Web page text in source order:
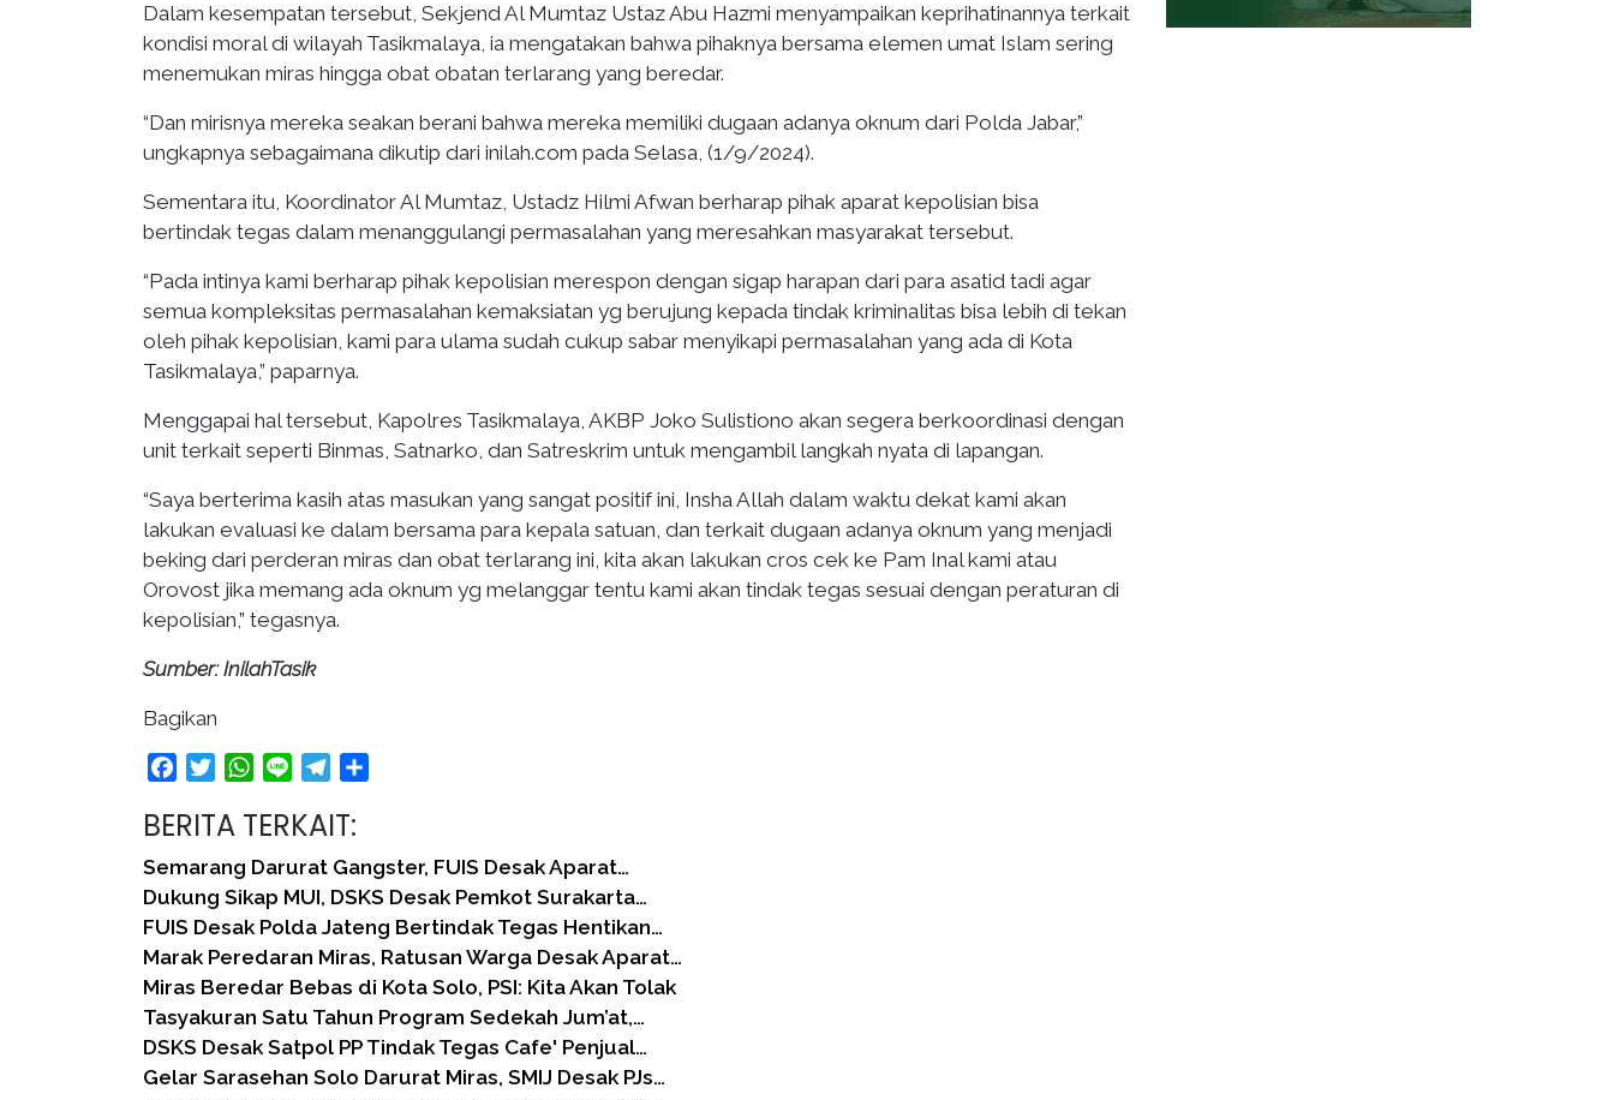
Dalam kesempatan tersebut, Sekjend Al Mumtaz Ustaz Abu Hazmi menyampaikan keprihatinannya terkait
kondisi moral di wilayah Tasikmalaya, ia mengatakan bahwa pihaknya bersama elemen umat Islam sering
menemukan miras hingga obat obatan terlarang yang beredar.
“Dan mirisnya mereka seakan berani bahwa mereka memiliki dugaan adanya oknum dari Polda Jabar,”
ungkapnya sebagaimana dikutip dari inilah.com pada Selasa, (1/9/2024).
Sementara itu, Koordinator Al Mumtaz, Ustadz Hilmi Afwan berharap pihak aparat kepolisian bisa
bertindak tegas dalam menanggulangi permasalahan yang meresahkan masyarakat tersebut.
“Pada intinya kami berharap pihak kepolisian merespon dengan sigap harapan dari para asatid tadi agar
semua kompleksitas permasalahan kemaksiatan yg berujung kepada tindak kriminalitas bisa lebih di tekan
oleh pihak kepolisian, kami para ulama sudah cukup sabar menyikapi permasalahan yang ada di Kota
Tasikmalaya,” paparnya.
Menggapai hal tersebut, Kapolres Tasikmalaya, AKBP Joko Sulistiono akan segera berkoordinasi dengan
unit terkait seperti Binmas, Satnarko, dan Satreskrim untuk mengambil langkah nyata di lapangan.
“Saya berterima kasih atas masukan yang sangat positif ini, Insha Allah dalam waktu dekat kami akan
lakukan evaluasi ke dalam bersama para kepala satuan, dan terkait dugaan adanya oknum yang menjadi
beking dari perderan miras dan obat terlarang ini, kita akan lakukan cros cek ke Pam Inal kami atau
Orovost jika memang ada oknum yg melanggar tentu kami akan tindak tegas sesuai dengan peraturan di
kepolisian,” tegasnya.
Sumber: InilahTasik
Bagikan
FacebookTwitterWhatsApp
Line Telegram
BERITA TERKAIT:
Semarang Darurat Gangster, FUIS Desak Aparat…
Dukung Sikap MUI, DSKS Desak Pemkot Surakarta…
FUIS Desak Polda Jateng Bertindak Tegas Hentikan…
Marak Peredaran Miras, Ratusan Warga Desak Aparat…
Miras Beredar Bebas di Kota Solo, PSI: Kita Akan Tolak
Tasyakuran Satu Tahun Program Sedekah Jum’at,…
DSKS Desak Satpol PP Tindak Tegas Cafe' Penjual…
Gelar Sarasehan Solo Darurat Miras, SMIJ Desak PJs…